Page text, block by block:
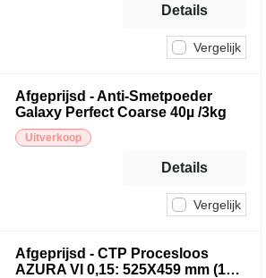
Vergelijk
Details
Afgeprijsd - Anti-Smetpoeder
Galaxy Perfect Coarse 40µ /3kg
Uitverkoop
Vergelijk
Details
Afgeprijsd - CTP Procesloos
AZURA VI 0,15: 525X459 mm (100